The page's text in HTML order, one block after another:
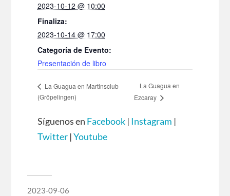
2023-10-12 @ 10:00
Finaliza:
2023-10-14 @ 17:00
Categoría de Evento:
Presentación de libro
La Guagua en Martinsclub
(Gröpelingen)
La Guagua en
Ezcaray
Síguenos en Facebook| Instagram |
Twitter|Youtube
2023-09-06